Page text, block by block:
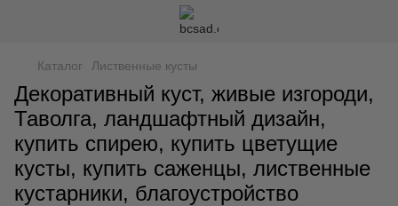
Каталог Лиственные кусты
Декоративный куст, живые изгороди,
Таволга, ландшафтный дизайн,
купить спирею, купить цветущие
кусты, купить саженцы, лиственные
кустарники, благоустройство